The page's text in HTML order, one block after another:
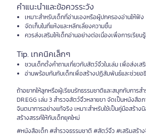
คำแนะนำและข้อควรระวัง
เหมาะสำหรับเด็กที่อ่านเองหรือผู้ปกครองอ่านให้ฟัง
จัดเก็บในที่แห้งและหลีกเลี่ยงความชื้น
ควรส่งเสริมให้เด็กอ่านอย่างต่อเนื่องเพื่อการเรียน
Tip. เทคนิคเล็กๆ
ชวนเด็กตั้งคำถามเกี่ยวกับสัตว์จิ๋วในเล่ม เพื่อส่งเ
อ่านพร้อมกันกับเด็กเพื่อสร้างปฏิสัมพันธ์และช่วยอ
ถ้าอยากให้ลูกหรือผู้เรียนรักธรรมชาติและสนุกกับการ
DR.EGG เล่ม 3 สำรวจสัตว์จิ๋วหลายขา จัดเป็นหนังสือภ
จินตนาการอย่างแท้จริง เหมาะสำหรับใช้เป็นคู่มือสร้าง
สร้างสรรค์ให้กับเด็กยุคใหม่
#หนังสือเด็ก #สำรวจธรรมชาติ #สัตว์จิ๋ว #เสริมสร้า